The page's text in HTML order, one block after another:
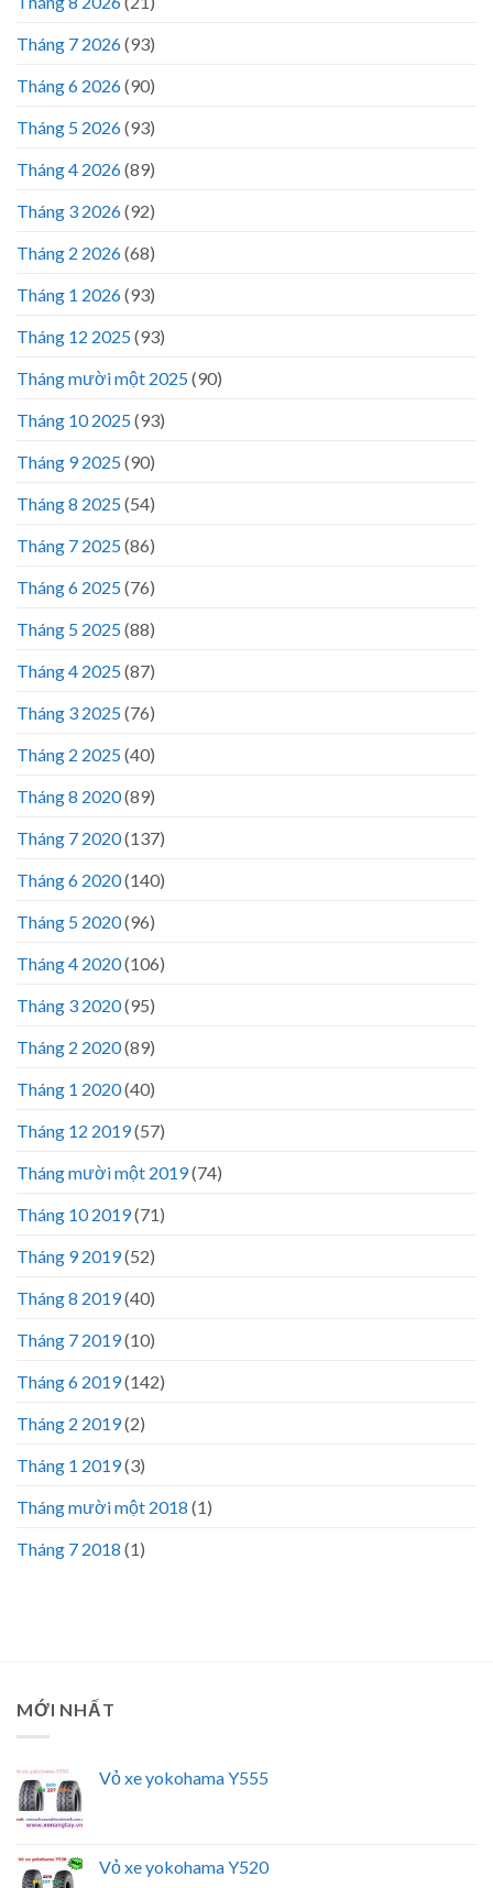
Tháng 7 2026(93)
Tháng 6 2026(90)
Tháng 5 2026(93)
Tháng 4 2026(89)
Tháng 3 2026(92)
Tháng 2 2026(68)
Tháng 1 2026(93)
Tháng 12 2025(93)
Tháng mười một 2025(90)
Tháng 10 2025(93)
Tháng 9 2025(90)
Tháng 8 2025(54)
Tháng 7 2025(86)
Tháng 6 2025(76)
Tháng 5 2025(88)
Tháng 4 2025(87)
Tháng 3 2025(76)
Tháng 2 2025(40)
Tháng 8 2020(89)
Tháng 7 2020(137)
Tháng 6 2020(140)
Tháng 5 2020(96)
Tháng 4 2020(106)
Tháng 3 2020(95)
Tháng 2 2020(89)
Tháng 1 2020(40)
Tháng 12 2019(57)
Tháng mười một 2019(74)
Tháng 10 2019(71)
Tháng 9 2019(52)
Tháng 8 2019(40)
Tháng 7 2019(10)
Tháng 6 2019(142)
Tháng 2 2019(2)
Tháng 1 2019(3)
Tháng mười một 2018 (1)
Tháng 7 2018 (1)
MỚI NHẤT
Vỏ xe yokohama Y555
Vỏ xe yokohama Y520